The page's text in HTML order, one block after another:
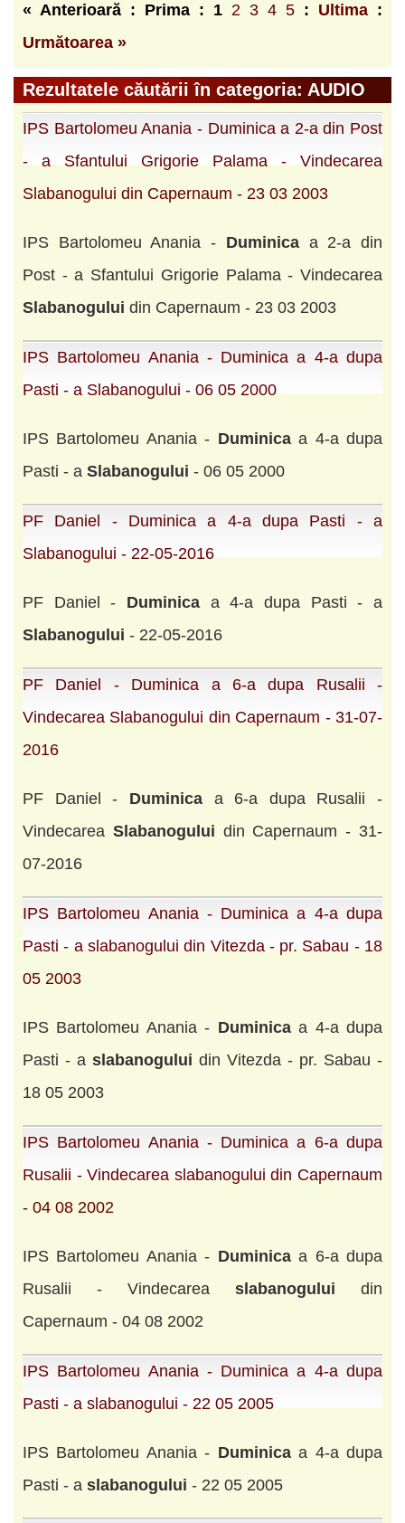
« Anterioară : Prima : 1 2 3 4 5 : Ultima :
Următoarea »
Rezultatele căutării în categoria: AUDIO
IPS Bartolomeu Anania - Duminica a 2-a din Post
- a Sfantului Grigorie Palama - Vindecarea
Slabanogului din Capernaum - 23 03 2003
IPS Bartolomeu Anania - Duminicaa 2-a din
Post - a Sfantului Grigorie Palama - Vindecarea
Slabanogului din Capernaum - 23 03 2003
IPS Bartolomeu Anania - Duminica a 4-a dupa
Pasti - a Slabanogului - 06 05 2000
IPS Bartolomeu Anania - Duminicaa 4-a dupa
Pasti - a Slabanogului - 06 05 2000
PF Daniel - Duminica a 4-a dupa Pasti - a
Slabanogului - 22-05-2016
PF Daniel - Duminica a 4-a dupa Pasti - a
Slabanogului - 22-05-2016
PF Daniel - Duminica a 6-a dupa Rusalii -
Vindecarea Slabanogului din Capernaum - 31-07-
2016
PF Daniel - Duminicaa 6-a dupa Rusalii -
Vindecarea Slabanogului din Capernaum - 31-
07-2016
IPS Bartolomeu Anania - Duminica a 4-a dupa
Pasti - a slabanogului din Vitezda - pr. Sabau - 18
05 2003
IPS Bartolomeu Anania - Duminicaa 4-a dupa
Pasti - a slabanogului din Vitezda - pr. Sabau -
18 05 2003
IPS Bartolomeu Anania - Duminica a 6-a dupa
Rusalii - Vindecarea slabanogului din Capernaum
- 04 08 2002
IPS Bartolomeu Anania - Duminicaa 6-a dupa
Rusalii - Vindecarea slabanogului din
Capernaum - 04 08 2002
IPS Bartolomeu Anania - Duminica a 4-a dupa
Pasti - a slabanogului - 22 05 2005
IPS Bartolomeu Anania - Duminicaa 4-a dupa
Pasti - a slabanogului - 22 05 2005